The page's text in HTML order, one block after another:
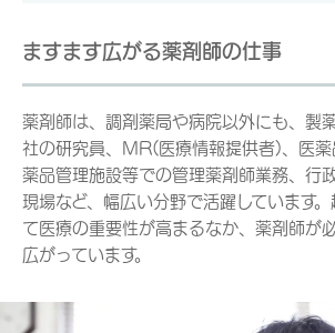
ますます広がる薬剤師の仕事
薬剤師は、調剤薬局や病院以外にも、製
社の研究員、MR(医療情報提供者)、医薬
薬品管理施設等での管理薬剤師業務、行
現場など、幅広い分野で活躍しています
て医療の重要性が高まるなか、薬剤師が
広がっています。